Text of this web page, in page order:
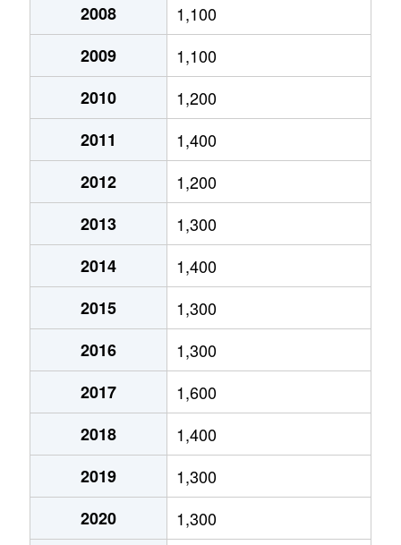
新北島
1,600万円 平林(大阪)
徒歩7
新北島
2,000万円 平林(大阪)
徒歩7
中加賀屋
1,900万円 北加賀屋
徒歩10
南港北
3,000万円 コスモスクエア
徒歩2
南港北
3,700万円 コスモスクエア
徒歩4
南港北
3,100万円 コスモスクエア
徒歩1
南港北
3,200万円 コスモスクエア
徒歩4
南港北
3,600万円 コスモスクエア
徒歩2
南港中
1,100万円 中ふ頭
徒歩7
南港中
2,600万円 ポートタウン西
徒歩9
南港中
1,500万円 ポートタウン西
徒歩7
南港中
1,300万円 ポートタウン西
徒歩5
2008
1,100
2009
1,100
2010
1,200
2011
1,400
2012
1,200
2013
1,300
2014
1,400
2015
1,300
2016
1,300
2017
1,600
2018
1,400
2019
1,300
2020
1,300